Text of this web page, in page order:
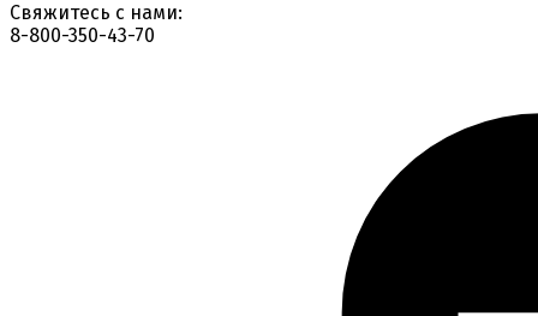
Свяжитесь с нами:
8-800-350-43-70